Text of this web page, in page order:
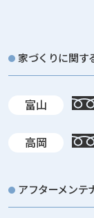
家づくりに関す
富山
高岡
アフターメンテ